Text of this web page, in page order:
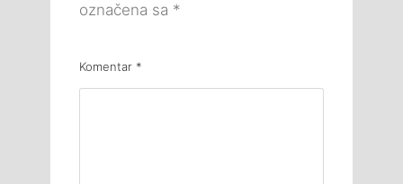
označena sa *
Komentar *